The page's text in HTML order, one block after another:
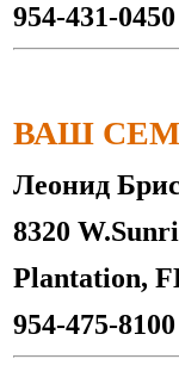
954-431-0450
ВАШ
Леонид
8320
Plantation,
954-475-8100